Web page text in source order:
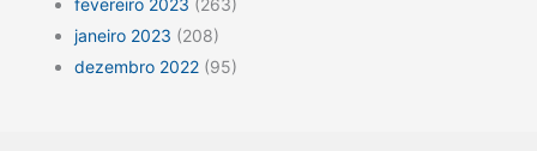
fevereiro 2023 (263)
janeiro 2023 (208)
dezembro 2022 (95)